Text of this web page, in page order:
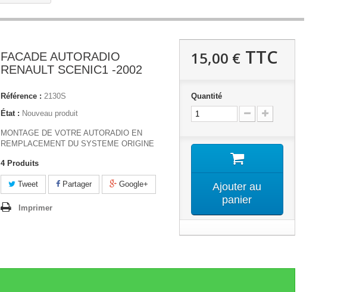
FACADE AUTORADIO
RENAULT SCENIC1 -2002
Référence : 2130S
État : Nouveau produit
MONTAGE DE VOTRE AUTORADIO EN
REMPLACEMENT DU SYSTEME ORIGINE
4 Produits
Tweet Partager Google+
Imprimer
15,00 €TTC
Quantité
Ajouter au
panier